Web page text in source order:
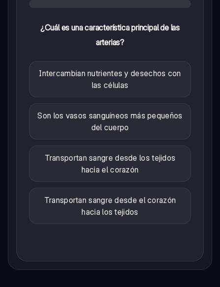
¿Cuál es una característica principal de las
arterias?
Intercambian nutrientes y desechos con
las células
Son los vasos sanguíneos más pequeños
del cuerpo
Transportan sangre desde los tejidos
hacia el corazón
Transportan sangre desde el corazón
hacia los tejidos